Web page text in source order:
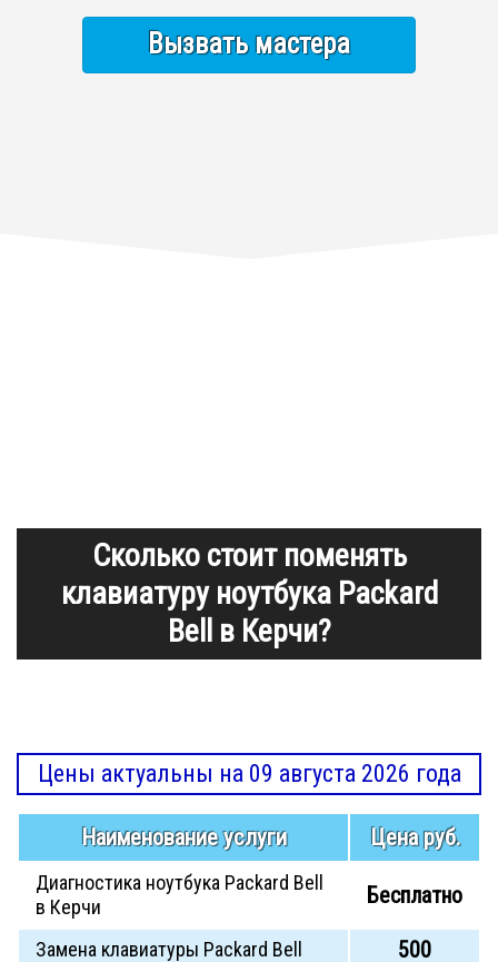
Вызвать мастера
Сколько стоит поменять
клавиатуру ноутбука Packard
Bell в Керчи?
Цены актуальны на 09 августа 2026 года
Наименование услуги Цена руб.
Диагностика ноутбука Packard Bell
в Керчи
Бесплатно
Замена клавиатуры Packard Bell 500